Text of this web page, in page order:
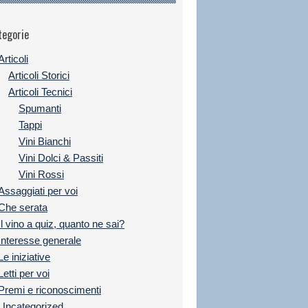
Articoli Storici
Articoli Tecnici
Spumanti
Tappi
Vini Bianchi
Vini Dolci & Passiti
Vini Rossi
per voi
serata
vino a quiz, quanto ne sai?
generale
iniziative
per voi
e riconoscimenti